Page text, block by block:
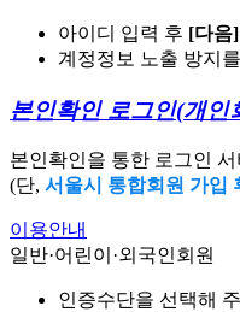
아이디 입력 후 [다음
계정정보 노출 방지
본인확인 로그인(개인
본인확인을 통한 로그인
(단, 서울시 통합회원 가입
이용안내
일반·어린이·외국인회원
인증수단을 선택해